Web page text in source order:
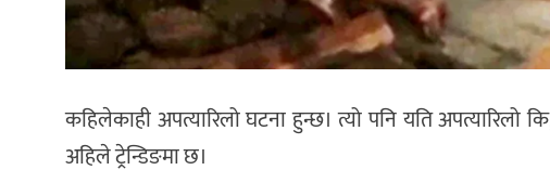
कहिलेकाही अपत्यारिलो घटना हुन्छ। त्यो पनि यति
अहिले ट्रेन्डिङमा छ।